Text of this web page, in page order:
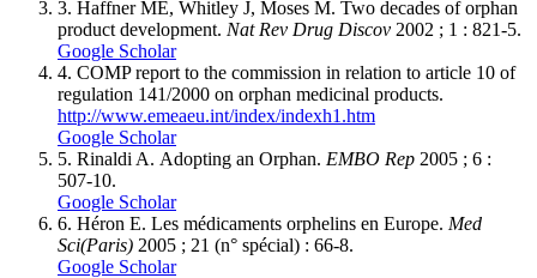
3. Haffner ME, Whitley J, Moses M. Two decades of orphan
product development. Nat Rev Drug Discov 2002 ; 1 : 821-5.
Google Scholar
4. COMP report to the commission in relation to article 10 of
regulation 141/2000 on orphan medicinal products.
http://www.emeaeu.int/index/indexh1.htm
Google Scholar
5. Rinaldi A. Adopting an Orphan. EMBO Rep 2005 ; 6 :
507-10.
Google Scholar
6. Héron E. Les médicaments orphelins en Europe. Med
Sci(Paris) 2005 ; 21 (n° spécial) : 66-8.
Google Scholar